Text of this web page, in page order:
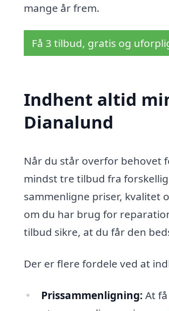
mange år frem.
Få 3 tilbud, gratis og
Indhent altid
Dianalund
Når du står overfor behovet
mindst tre tilbud fra
sammenligne priser, kvalitet
om du har brug for
tilbud sikre, at du får den
Der er flere fordele ved at
Prissammenligning: At